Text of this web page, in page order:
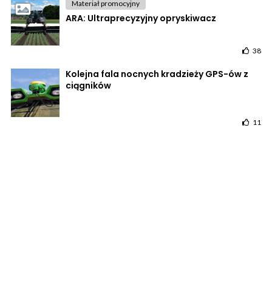
Materiał promocyjny
ARA: Ultraprecyzyjny opryskiwacz
38
Kolejna fala nocnych kradzieży GPS-ów z
ciągników
11